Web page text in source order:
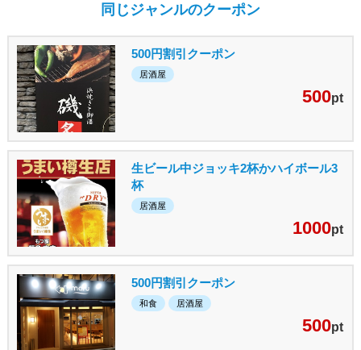
同じジャンルのクーポン
500円割引クーポン
居酒屋
500pt
生ビール中ジョッキ2杯かハイボール3
杯
居酒屋
1000pt
500円割引クーポン
和食 居酒屋
500pt